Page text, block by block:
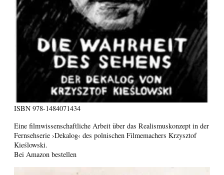
ISBN 978-1484071434
Eine filmwissenschaftliche Arbeit über das Realismuskonzept in der
Fernsehserie ›Dekalog‹ des polnischen Filmemachers Krzysztof
Kieślowski.
Bei Amazon bestellen